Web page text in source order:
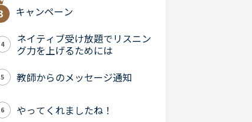
キャンペーン
4
ネイティブ受け放題でリスニン
グ力を上げるためには
5 教師からのメッセージ通知
6 やってくれましたね！